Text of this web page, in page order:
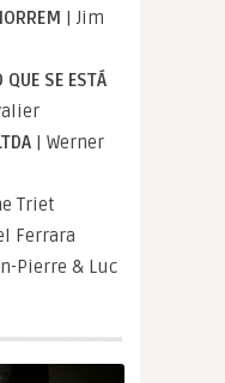
| Jim
SE ESTÁ
| Werner
Triet
Ferrara
Pierre & Luc